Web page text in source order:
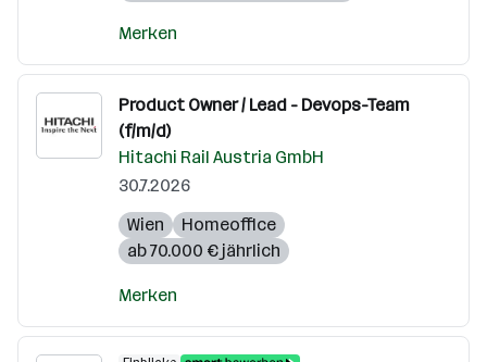
Merken
Product Owner / Lead - Devops-Team
(f/m/d)
Hitachi Rail Austria GmbH
30.7.2026
Wien
Homeoffice
ab 70.000 € jährlich
Merken